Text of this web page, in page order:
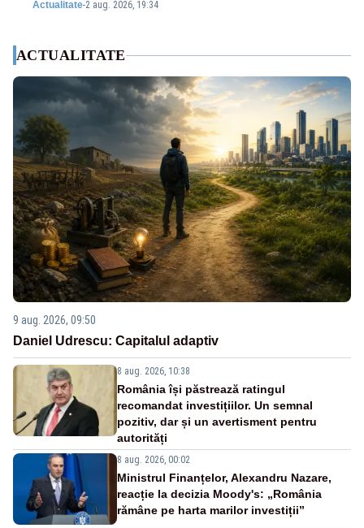
Actualitate-2 aug. 2026, 19:34
ACTUALITATE
9 aug. 2026, 09:50
Daniel Udrescu: Capitalul adaptiv
8 aug. 2026, 10:38
România își păstrează ratingul
recomandat investițiilor. Un semnal
pozitiv, dar și un avertisment pentru
autorități
8 aug. 2026, 00:02
Ministrul Finanțelor, Alexandru Nazare,
reacție la decizia Moody's: „România
rămâne pe harta marilor investiții”